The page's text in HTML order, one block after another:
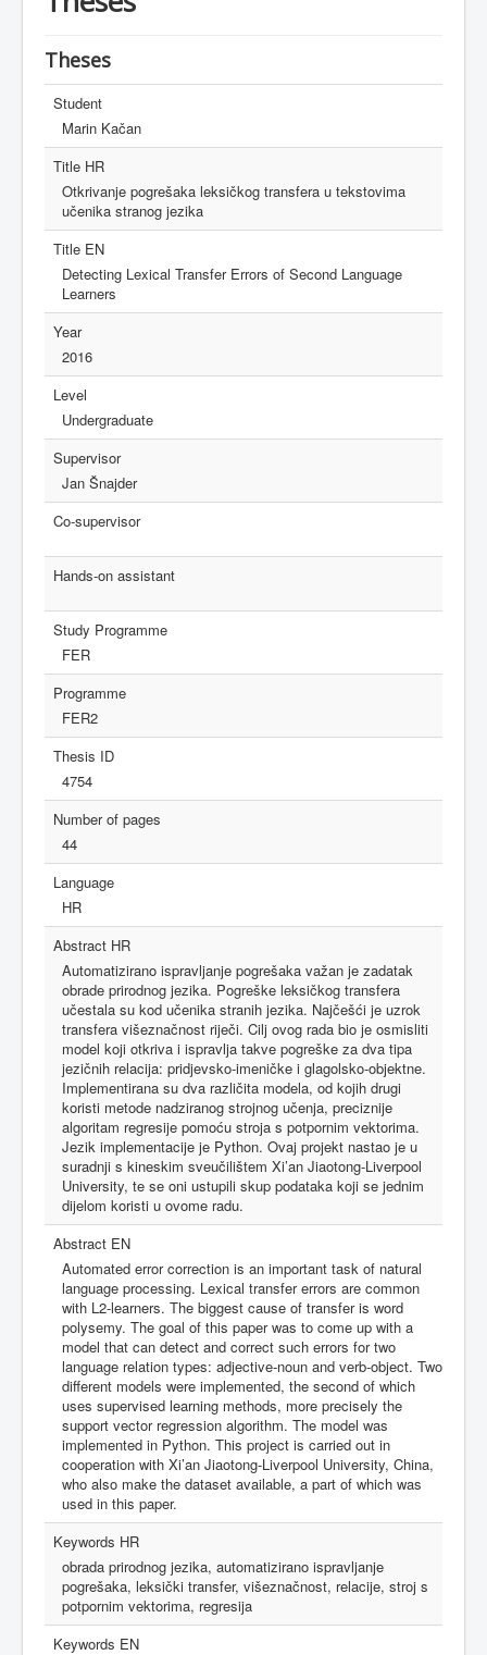
Theses
Student
Marin Kačan
Title HR
Otkrivanje pogrešaka leksičkog transfera u tekstovima
učenika stranog jezika
Title EN
Detecting Lexical Transfer Errors of Second Language
Learners
Year
2016
Level
Undergraduate
Supervisor
Jan Šnajder
Co-supervisor
Hands-on assistant
Study Programme
FER
Programme
FER2
Thesis ID
4754
Number of pages
44
Language
HR
Abstract HR
Automatizirano ispravljanje pogrešaka važan je zadatak
obrade prirodnog jezika. Pogreške leksičkog transfera
učestala su kod učenika stranih jezika. Najčešći je uzrok
transfera višeznačnost riječi. Cilj ovog rada bio je osmisliti
model koji otkriva i ispravlja takve pogreške za dva tipa
jezičnih relacija: pridjevsko-imeničke i glagolsko-objektne.
Implementirana su dva različita modela, od kojih drugi
koristi metode nadziranog strojnog učenja, preciznije
algoritam regresije pomoću stroja s potpornim vektorima.
Jezik implementacije je Python. Ovaj projekt nastao je u
suradnji s kineskim sveučilištem Xi’an Jiaotong-Liverpool
University, te se oni ustupili skup podataka koji se jednim
dijelom koristi u ovome radu.
Abstract EN
Automated error correction is an important task of natural
language processing. Lexical transfer errors are common
with L2-learners. The biggest cause of transfer is word
polysemy. The goal of this paper was to come up with a
model that can detect and correct such errors for two
language relation types: adjective-noun and verb-object. Two
different models were implemented, the second of which
uses supervised learning methods, more precisely the
support vector regression algorithm. The model was
implemented in Python. This project is carried out in
cooperation with Xi’an Jiaotong-Liverpool University, China,
who also make the dataset available, a part of which was
used in this paper.
Keywords HR
obrada prirodnog jezika, automatizirano ispravljanje
pogrešaka, leksički transfer, višeznačnost, relacije, stroj s
potpornim vektorima, regresija
Keywords EN